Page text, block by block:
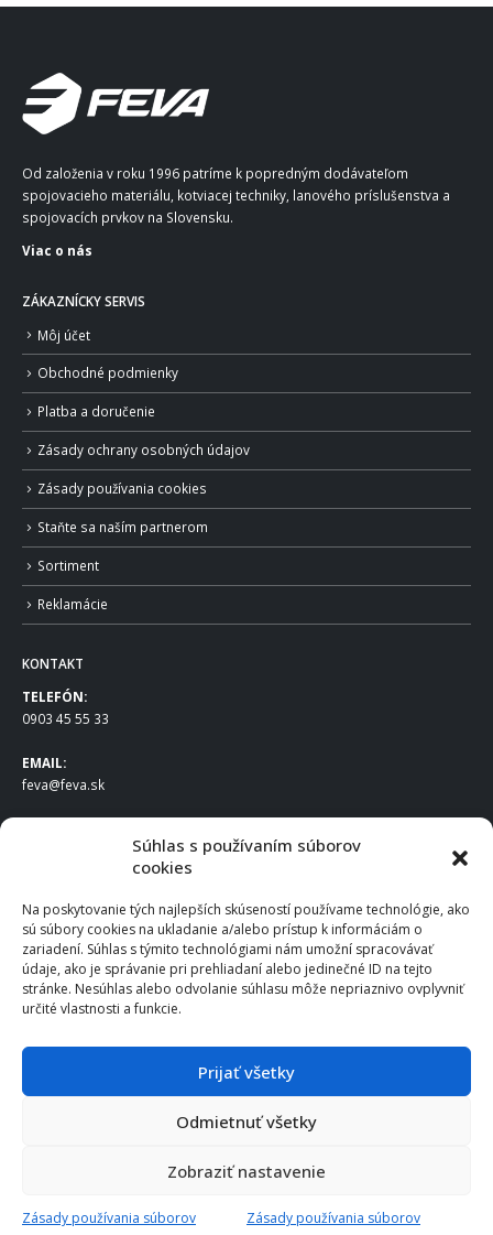
Súhlas s používaním súborov
cookies
Na poskytovanie tých najlepších skúseností používame technológie, ako
sú súbory cookies na ukladanie a/alebo prístup k informáciám o
zariadení. Súhlas s týmito technológiami nám umožní spracovávať
údaje, ako je správanie pri prehliadaní alebo jedinečné ID na tejto
stránke. Nesúhlas alebo odvolanie súhlasu môže nepriaznivo ovplyvniť
určité vlastnosti a funkcie.
Prijať všetky
Odmietnuť všetky
Zobraziť nastavenie
Zásady používania súborov
Zásady používania súborov
Od založenia v roku 1996 patríme k popredným dodávateľom
spojovacieho materiálu, kotviacej techniky, lanového príslušenstva a
spojovacích prvkov na Slovensku.
Viac o nás
ZÁKAZNÍCKY SERVIS
Môj účet
Obchodné podmienky
Platba a doručenie
Zásady ochrany osobných údajov
Zásady používania cookies
Staňte sa naším partnerom
Sortiment
Reklamácie
KONTAKT
TELEFÓN:
0903 45 55 33
EMAIL:
feva@feva.sk
FEVA Slovakia SK s.r.o.
831 04 Bratislava
IČO: 50922688
DIČ: 2120539388
IČ DPH: SK2120539388
Po – Pia: 8:00 – 16:30